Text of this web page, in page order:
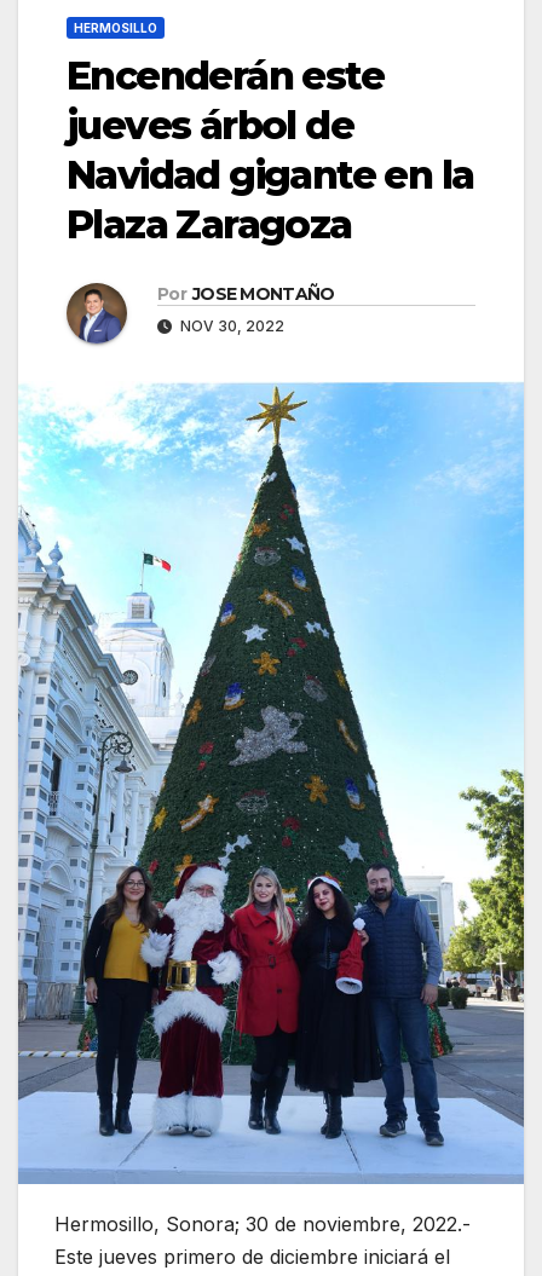
HERMOSILLO
Encenderán este
jueves árbol de
Navidad gigante en la
Plaza Zaragoza
Por JOSE MONTAÑO
NOV 30, 2022
Hermosillo, Sonora; 30 de noviembre, 2022.-
Este jueves primero de diciembre iniciará el